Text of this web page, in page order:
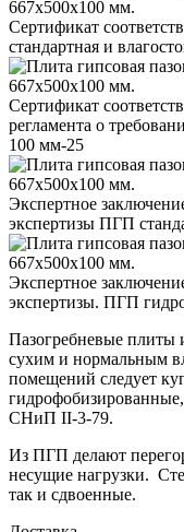
Сертификат
стандартная и
Сертификат
регламента о
100 мм-25
Экспертное
экспертизы ПГП
Экспертное
экспертизы. ПГП
Пазогребневые плиты
сухим и нормальным
помещений следует
гидрофобизированные,
СНиП II-3-79.
Из ПГП делают
несущие нагрузки.
так и сдвоенные.